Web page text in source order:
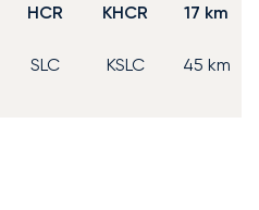
HCR KHCR 17 km
SLC KSLC 45 km